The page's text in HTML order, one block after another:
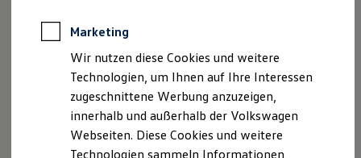
Elektromobilität
Elektroautos
Elektrofahrzeugkonzepte
ID. EVERY1
Reichweite
Reichweite der ID. Modelle
Reichweite im Winter
Rekuperation
Laden
Lizenzhinweise Dritter
Angaben zum Digital Services Act (DSA)
EU Data Act
Produktsicherheitsinformationen
Vertrag Widerrufen
Disclaimer von Volkswagen AG
Marketing
Wir nutzen diese Cookies und weitere
Technologien, um Ihnen auf Ihre Interessen
zugeschnittene Werbung anzuzeigen,
innerhalb und außerhalb der Volkswagen
Webseiten. Diese Cookies und weitere
Technologien sammeln Informationen